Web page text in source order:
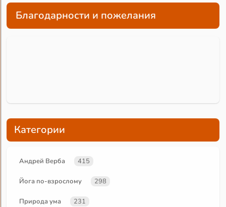
Благодарности и пожелания
Категории
Андрей Верба 415
Йога по-взрослому 298
Природа ума 231